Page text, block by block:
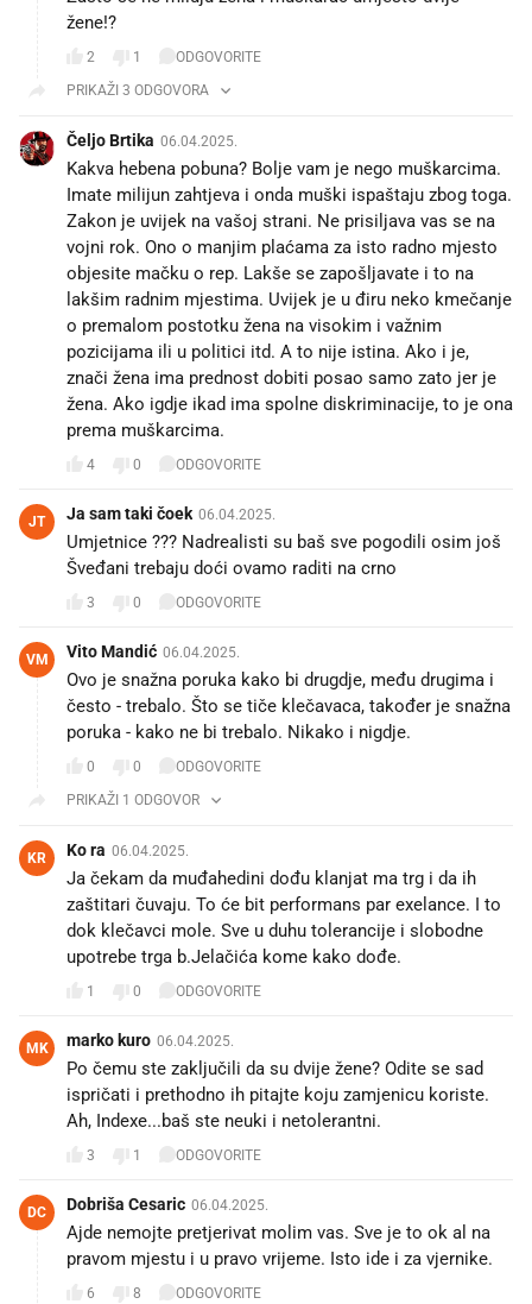
žene!?
2 1
ODGOVORITE
PRIKAŽI 3 ODGOVORA
Čeljo Brtika 06.04.2025.
Kakva hebena pobuna? Bolje vam je nego muškarcima.
Imate milijun zahtjeva i onda muški ispaštaju zbog toga.
Zakon je uvijek na vašoj strani. Ne prisiljava vas se na
vojni rok. Ono o manjim plaćama za isto radno mjesto
objesite mačku o rep. Lakše se zapošljavate i to na
lakšim radnim mjestima. Uvijek je u điru neko kmečanje
o premalom postotku žena na visokim i važnim
pozicijama ili u politici itd. A to nije istina. Ako i je,
znači žena ima prednost dobiti posao samo zato jer je
žena. Ako igdje ikad ima spolne diskriminacije, to je ona
prema muškarcima.
4 0 ODGOVORITE
JT Ja sam taki čoek 06.04.2025.
Umjetnice ??? Nadrealisti su baš sve pogodili osim još
Šveđani trebaju doći ovamo raditi na crno
3 0 ODGOVORITE
VM Vito Mandić 06.04.2025.
Ovo je snažna poruka kako bi drugdje, među drugima i
često - trebalo. Što se tiče klečavaca, također je snažna
poruka - kako ne bi trebalo. Nikako i nigdje.
0 0
ODGOVORITE
PRIKAŽI 1 ODGOVOR
KR Ko ra 06.04.2025.
Ja čekam da muđahedini dođu klanjat ma trg i da ih
zaštitari čuvaju. To će bit performans par exelance. I to
dok klečavci mole. Sve u duhu tolerancije i slobodne
upotrebe trga b.Jelačića kome kako dođe.
1 0 ODGOVORITE
MK marko kuro 06.04.2025.
Po čemu ste zaključili da su dvije žene? Odite se sad
ispričati i prethodno ih pitajte koju zamjenicu koriste.
Ah, Indexe...baš ste neuki i netolerantni.
3 1 ODGOVORITE
DC Dobriša Cesaric 06.04.2025.
Ajde nemojte pretjerivat molim vas. Sve je to ok al na
pravom mjestu i u pravo vrijeme. Isto ide i za vjernike.
6 8 ODGOVORITE